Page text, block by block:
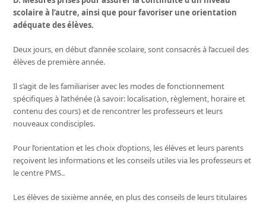
scolaire à l’autre, ainsi que pour favoriser une orientation
adéquate des élèves.
Deux jours, en début d’année scolaire, sont consacrés à l’accueil des
élèves de première année.
Il s’agit de les familiariser avec les modes de fonctionnement
spécifiques à l’athénée (à savoir: localisation, règlement, horaire et
contenu des cours) et de rencontrer les professeurs et leurs
nouveaux condisciples.
Pour l’orientation et les choix d’options, les élèves et leurs parents
reçoivent les informations et les conseils utiles via les professeurs et
le centre PMS..
Les élèves de sixième année, en plus des conseils de leurs titulaires